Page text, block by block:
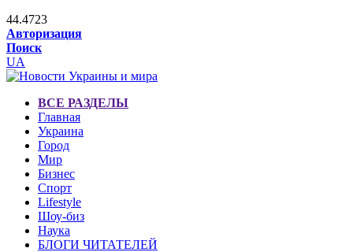
44.4723
Авторизация
Поиск
UA
ВСЕ РАЗДЕЛЫ
Главная
Украина
Город
Мир
Бизнес
Спорт
Lifestyle
Шоу-биз
Наука
БЛОГИ ЧИТАТЕЛЕЙ